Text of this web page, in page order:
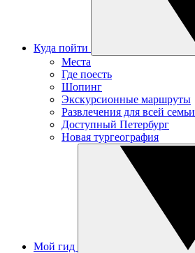
Куда пойти
Места
Где поесть
Шопинг
Экскурсионные маршруты
Развлечения для всей семьи
Доступный Петербург
Новая тургеография
Мой гид